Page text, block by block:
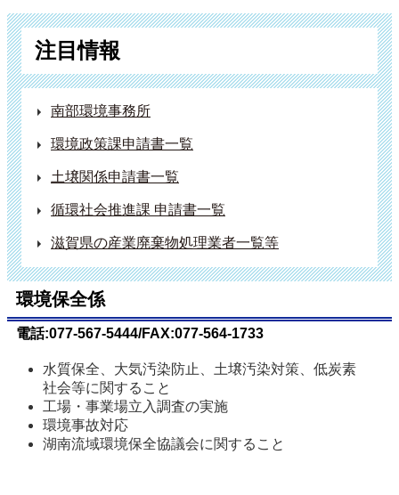
注目情報
南部環境事務所
環境政策課申請書一覧
土壌関係申請書一覧
循環社会推進課 申請書一覧
滋賀県の産業廃棄物処理業者一覧等
環境保全係
電話:077-567-5444/FAX:077-564-1733
水質保全、大気汚染防止、土壌汚染対策、低炭素
社会等に関すること
工場・事業場立入調査の実施
環境事故対応
湖南流域環境保全協議会に関すること